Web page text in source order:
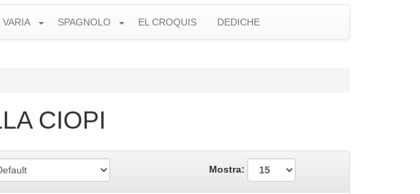
VARIA SPAGNOLO EL CROQUIS DEDICHE
CIOPI
Mostra: